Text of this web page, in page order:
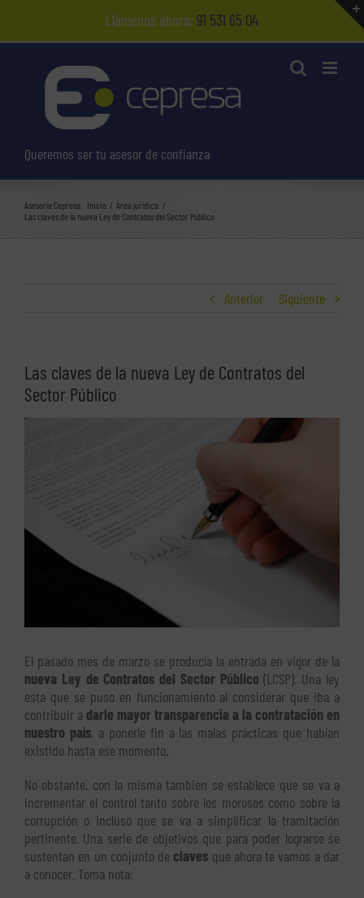
contenido
Llámenos ahora: 91 531 65 04
Queremos ser tu asesor de confianza
Asesoría Cepresa: Inicio
Área jurídica
Las claves de la nueva Ley de Contratos del Sector Público
Anterior Siguiente
Las claves de la nueva Ley de Contratos del
Sector Público
El pasado mes de marzo se producía la entrada en vigor de la
nueva Ley de Contratos del Sector Público (LCSP). Una ley
esta que se puso en funcionamiento al considerar que iba a
contribuir a darle mayor transparencia a la contratación en
nuestro país, a ponerle fin a las malas prácticas que habían
existido hasta ese momento.
No obstante, con la misma también se establece que se va a
incrementar el control tanto sobre los morosos como sobre la
corrupción o incluso que se va a simplificar la tramitación
pertinente. Una serie de objetivos que para poder lograrse se
sustentan en un conjunto de claves que ahora te vamos a dar
a conocer. Toma nota: